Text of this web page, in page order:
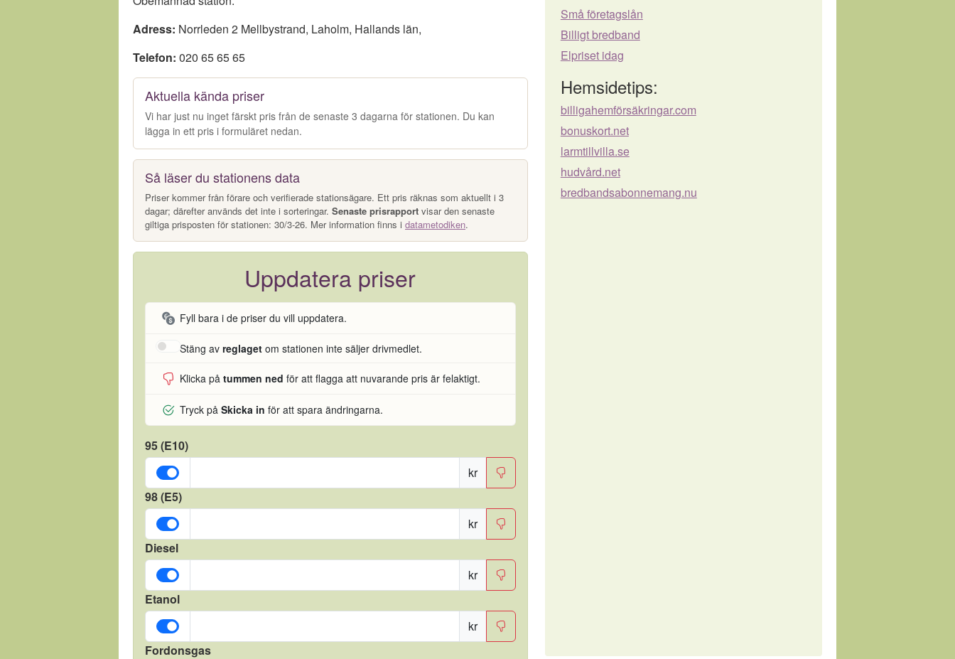
Adress: Norrleden 2 Mellbystrand, Laholm, Hallands län,
Telefon: 020 65 65 65
Aktuella kända priser
Vi har just nu inget färskt pris från de senaste 3 dagarna för stationen. Du kan
lägga in ett pris i formuläret nedan.
Så läser du stationens data
Priser kommer från förare och verifierade stationsägare. Ett pris räknas som aktuellt i 3
dagar; därefter används det inte i sorteringar. Senaste prisrapport visar den senaste
giltiga prisposten för stationen: 30/3-26. Mer information finns i datametodiken.
Uppdatera priser
Fyll bara i de priser du vill uppdatera.
Stäng av reglaget om stationen inte säljer drivmedlet.
Klicka på tummen ned för att flagga att nuvarande pris är felaktigt.
Tryck på Skicka in för att spara ändringarna.
95 (E10)
kr
98 (E5)
kr
Diesel
kr
Etanol
kr
Fordonsgas
Små företagslån
Billigt bredband
Elpriset idag
Hemsidetips:
billigahemförsäkringar.com
bonuskort.net
larmtillvilla.se
hudvård.net
bredbandsabonnemang.nu